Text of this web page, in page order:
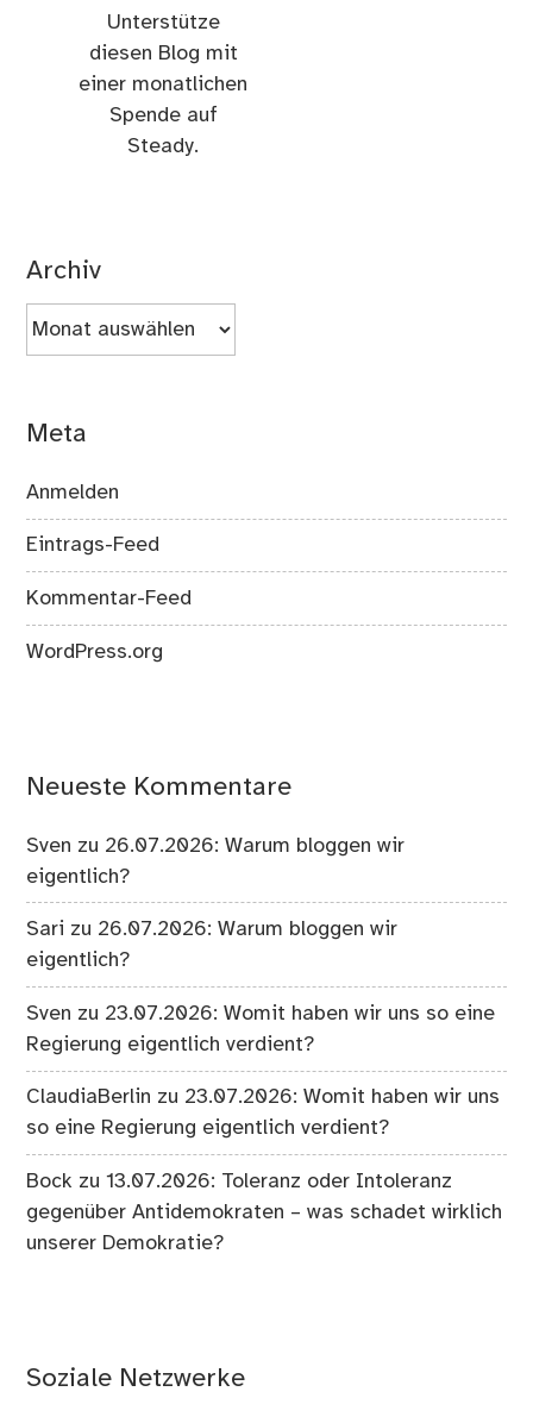
Unterstütze
diesen Blog mit
einer monatlichen
Spende auf
Steady.
Archiv
Archiv
Meta
Anmelden
Eintrags-Feed
Kommentar-Feed
WordPress.org
Neueste Kommentare
Sven zu 26.07.2026: Warum bloggen wir
eigentlich?
Sari zu 26.07.2026: Warum bloggen wir
eigentlich?
Sven zu 23.07.2026: Womit haben wir uns so eine
Regierung eigentlich verdient?
ClaudiaBerlin zu 23.07.2026: Womit haben wir uns
so eine Regierung eigentlich verdient?
Bock zu13.07.2026: Toleranz oder Intoleranz
gegenüber Antidemokraten – was schadet wirklich
unserer Demokratie?
Soziale Netzwerke